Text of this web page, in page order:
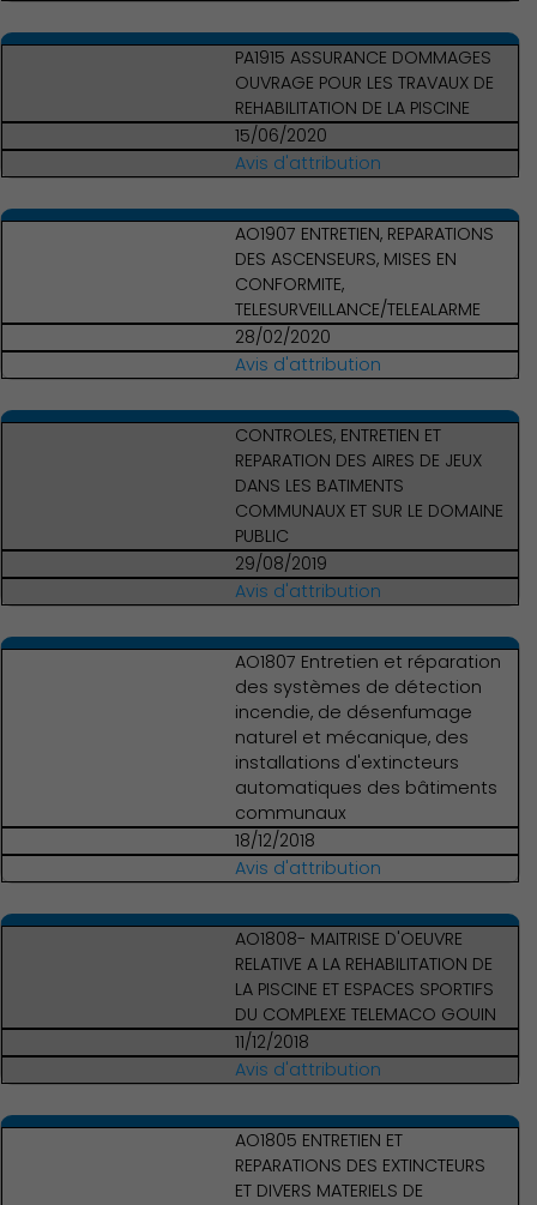
Économie Commerce
Emploi
PA1915 ASSURANCE DOMMAGES
OUVRAGE POUR LES TRAVAUX DE
REHABILITATION DE LA PISCINE
15/06/2020
Avis d'attribution
AO1907 ENTRETIEN, REPARATIONS
DES ASCENSEURS, MISES EN
CONFORMITE,
TELESURVEILLANCE/TELEALARME
28/02/2020
Avis d'attribution
CONTROLES, ENTRETIEN ET
REPARATION DES AIRES DE JEUX
DANS LES BATIMENTS
COMMUNAUX ET SUR LE DOMAINE
PUBLIC
29/08/2019
Avis d'attribution
AO1807 Entretien et réparation
des systèmes de détection
incendie, de désenfumage
naturel et mécanique, des
installations d'extincteurs
automatiques des bâtiments
communaux
18/12/2018
Avis d'attribution
AO1808- MAITRISE D'OEUVRE
RELATIVE A LA REHABILITATION DE
LA PISCINE ET ESPACES SPORTIFS
DU COMPLEXE TELEMACO GOUIN
11/12/2018
Avis d'attribution
AO1805 ENTRETIEN ET
REPARATIONS DES EXTINCTEURS
ET DIVERS MATERIELS DE